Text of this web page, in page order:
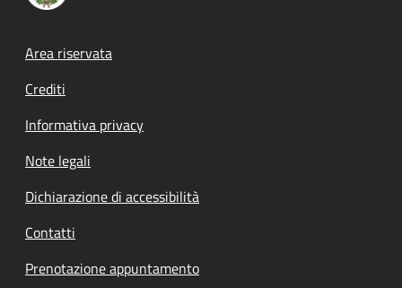
Footer menu
Area riservata
Crediti
Informativa privacy
Note legali
Dichiarazione di accessibilità
Contatti
Prenotazione appuntamento